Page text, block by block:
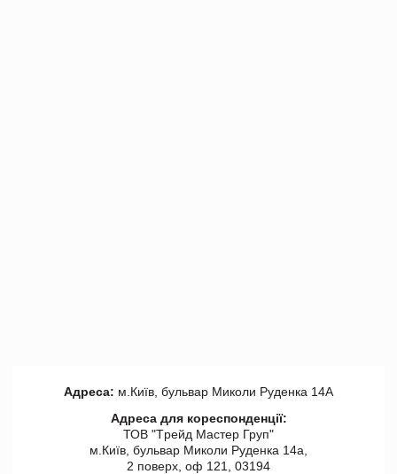
Адреса: м.Київ, бульвар Миколи Руденка 14А
Адреса для кореспонденції:
ТОВ "Tрейд Мастер Груп"
м.Київ, бульвар Миколи Руденка 14а,
2 поверх, оф 121, 03194